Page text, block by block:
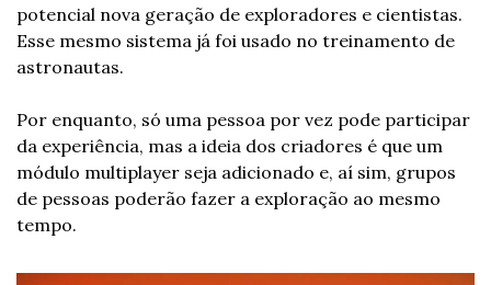
potencial nova geração de exploradores e cientistas.
Esse mesmo sistema já foi usado no treinamento de
astronautas.
Por enquanto, só uma pessoa por vez pode participar
da experiência, mas a ideia dos criadores é que um
módulo multiplayer seja adicionado e, aí sim, grupos
de pessoas poderão fazer a exploração ao mesmo
tempo.